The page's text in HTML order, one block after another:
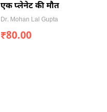
एक प्लेनेट की मौत
Dr. Mohan Lal Gupta
₹80.00